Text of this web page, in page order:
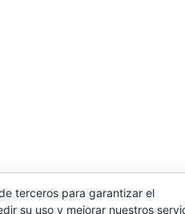
terceros para garantizar el
su uso y mejorar nuestros